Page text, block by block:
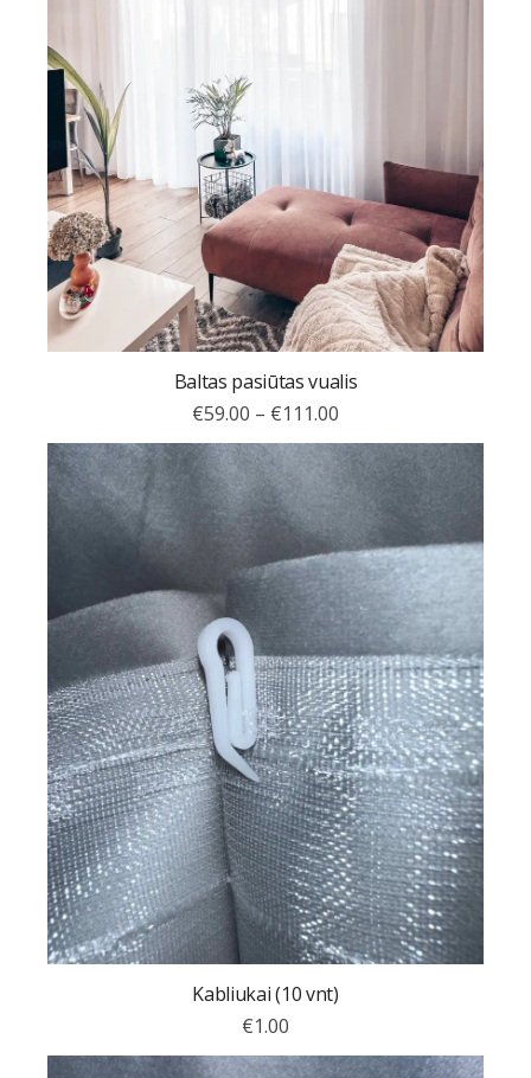
Baltas pasiūtas vualis
€59.00 – €111.00
Kabliukai (10 vnt)
€1.00